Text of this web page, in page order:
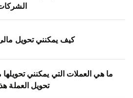
الشركات؟
كيف يمكنني تحويل مالى؟
ما هي العملات التي يمكنني تحويلها مع
تحويل العملة هذا؟